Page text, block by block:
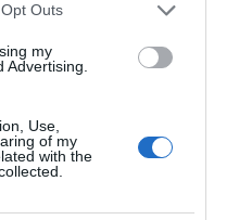
Outs
my
Advertising.
Use,
of my
with the
η
αν το λίπος
επηρεάζοντας άμεσα